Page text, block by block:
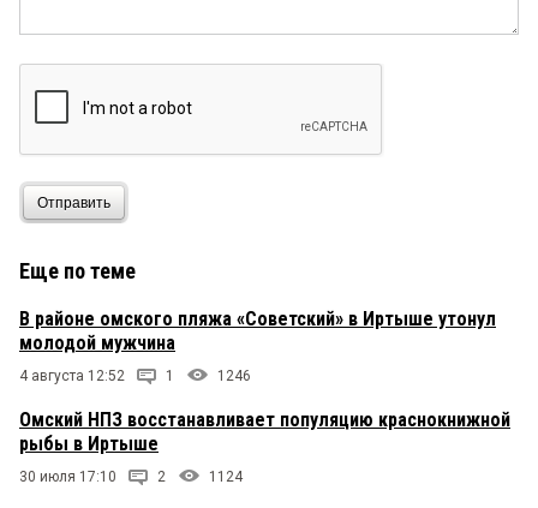
области готовы вложиться в расширение русла,
никуда не годны.2.Что мы готовы дать на
обратную загрузку? На эти вопросы ответов нет.
Отправить
Еще по теме
В районе омского пляжа «Советский» в Иртыше утонул
молодой мужчина
4 августа 12:52 1 1246
Омский НПЗ восстанавливает популяцию краснокнижной
рыбы в Иртыше
30 июля 17:10 2 1124